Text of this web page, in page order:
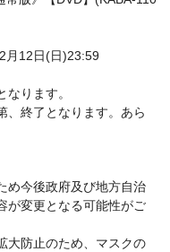
月12日(日)23:59
ります。
、終了となります。あら
め今後政府及び地方自治
が変更となる可能性がご
大防止のため、マスクの